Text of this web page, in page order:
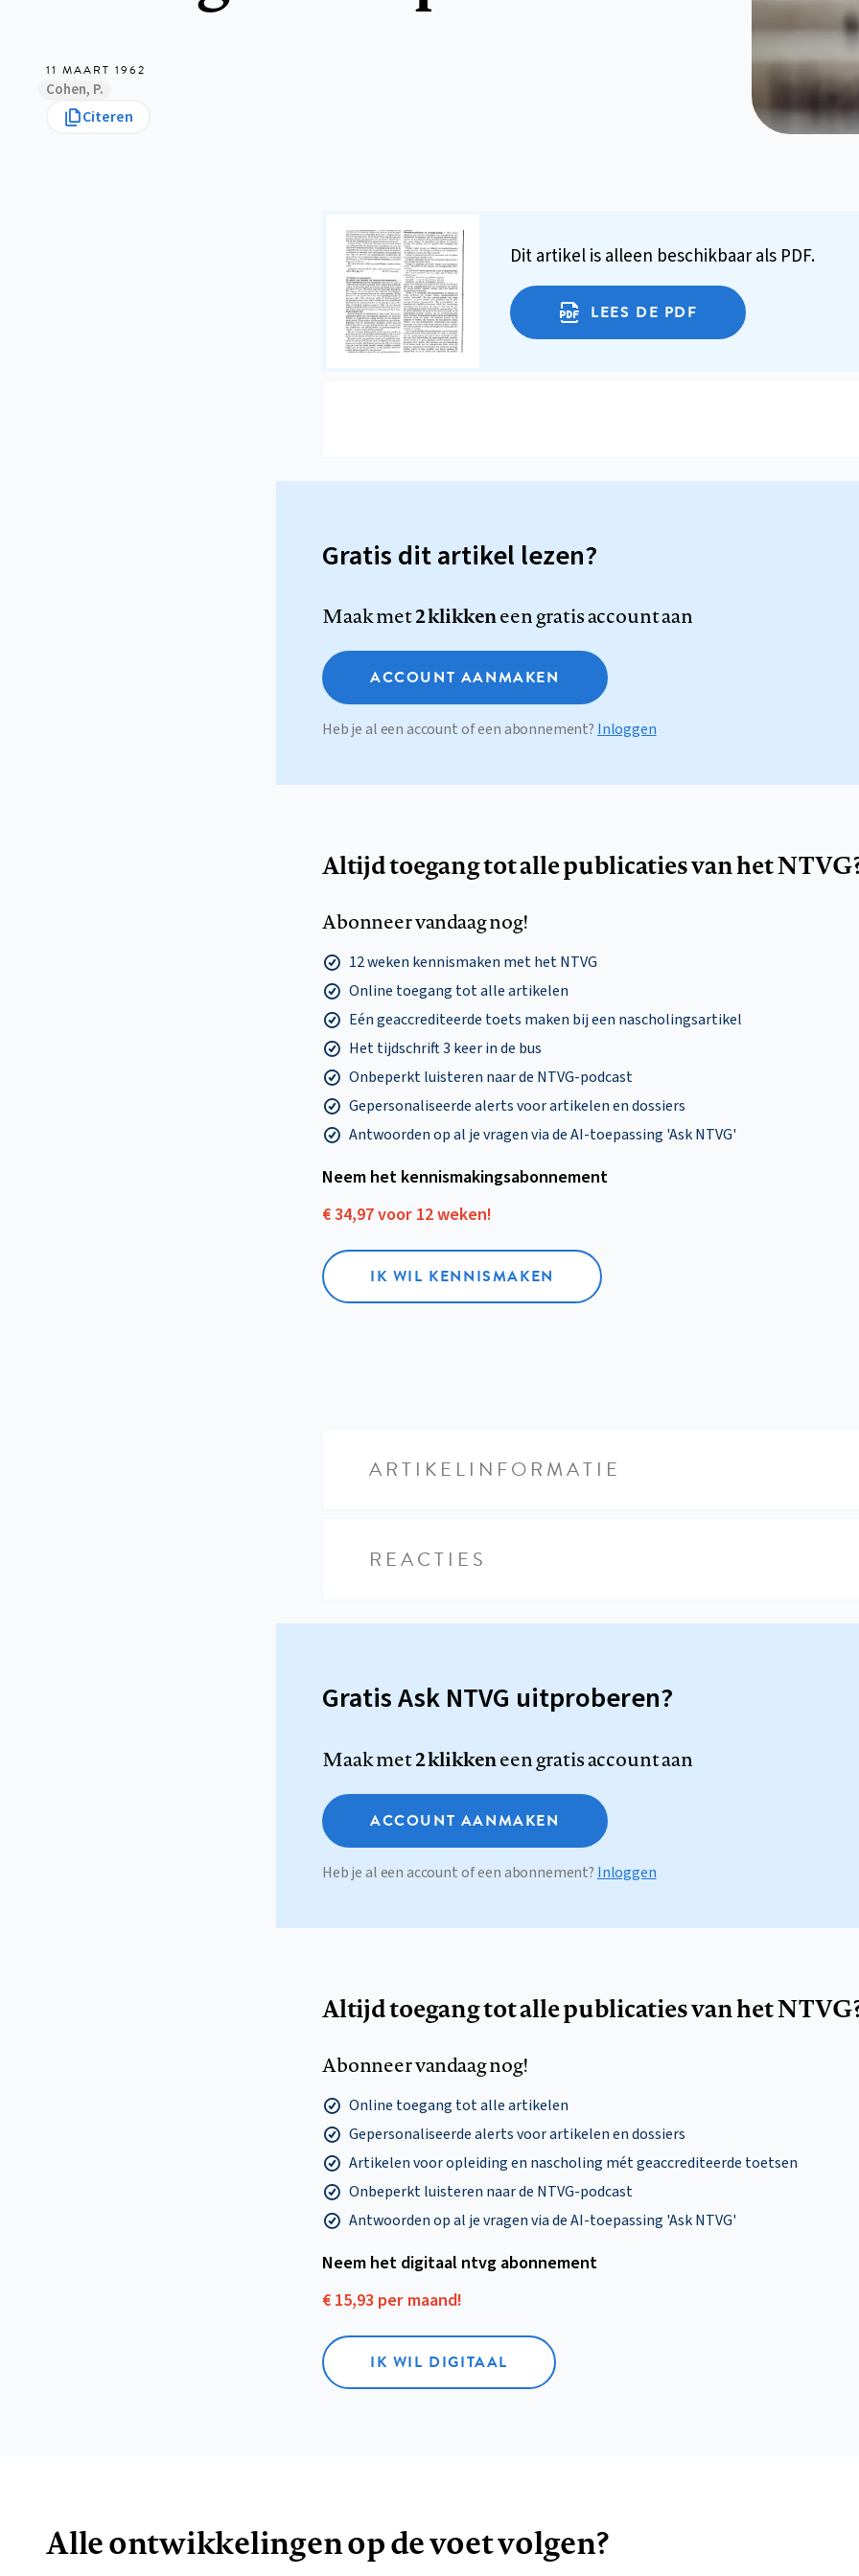
11 MAART 1962
Cohen, P.
Citeren
Dit artikel is alleen beschikbaar als PDF.
LEES DE PDF
Gratis dit artikel lezen?
Maak met2 klikkeneen gratis account aan
ACCOUNT AANMAKEN
Heb je al een account of een abonnement? Inloggen
Altijd toegang tot alle publicaties van het
Abonneer vandaag nog!
12 weken kennismaken met het NTVG
Online toegang tot alle artikelen
Eén geaccrediteerde toets maken bij een nascholingsartikel
Het tijdschrift 3 keer in de bus
Onbeperkt luisteren naar de NTVG-podcast
Gepersonaliseerde alerts voor artikelen en dossiers
Antwoorden op al je vragen via de AI-toepassing 'Ask NTVG'
Neem het kennismakings­abonnement
€ 34,97 voor 12 weken!
IK WIL KENNISMAKEN
ARTIKELINFORMATIE
REACTIES
Gratis Ask NTVG uitproberen?
Maak met2 klikkeneen gratis account aan
ACCOUNT AANMAKEN
Heb je al een account of een abonnement? Inloggen
Altijd toegang tot alle publicaties van het
Abonneer vandaag nog!
Online toegang tot alle artikelen
Gepersonaliseerde alerts voor artikelen en dossiers
Artikelen voor opleiding en nascholing mét geaccrediteerde toetsen
Onbeperkt luisteren naar de NTVG-podcast
Antwoorden op al je vragen via de AI-toepassing 'Ask NTVG'
Neem het digitaal ntvg abonnement
€ 15,93 per maand!
IK WIL DIGITAAL
Alle ontwikkelingen op de voet volgen?